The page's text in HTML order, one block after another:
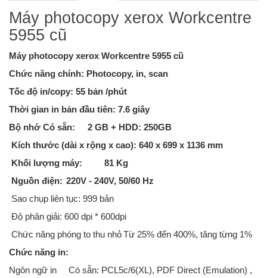
Máy photocopy xerox Workcentre
5955 cũ
Máy photocopy xerox Workcentre 5955 cũ
Chức năng chính: Photocopy, in, scan
Tốc độ in/copy: 55 bản /phút
Thời gian in bản đầu tiên: 7.6 giây
Bộ nhớ Có sẵn:
2 GB + HDD: 250GB
Kích thước (dài x rộng x cao): 640 x 699 x 1136 mm
Khối lượng máy:
81 Kg
Nguồn điện: 220V - 240V, 50/60 Hz
Sao chụp liên tục: 999 bản
Độ phân giải: 600 dpi * 600dpi
Chức năng phóng to thu nhỏTừ 25% đến 400%, tăng từng 1%
Chức năng in:
Ngôn ngữ in
Có sẵn: PCL5c/6(XL), PDF Direct (Emulation) ,